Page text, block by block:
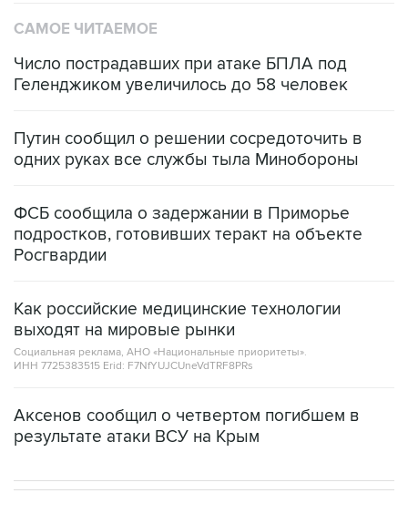
САМОЕ ЧИТАЕМОЕ
Число пострадавших при атаке БПЛА под
Геленджиком увеличилось до 58 человек
Путин сообщил о решении сосредоточить в
одних руках все службы тыла Минобороны
ФСБ сообщила о задержании в Приморье
подростков, готовивших теракт на объекте
Росгвардии
Как российские медицинские технологии
выходят на мировые рынки
Социальная реклама, АНО «Национальные приоритеты».
ИНН 7725383515 Erid: F7NfYUJCUneVdTRF8PRs
Аксенов сообщил о четвертом погибшем в
результате атаки ВСУ на Крым